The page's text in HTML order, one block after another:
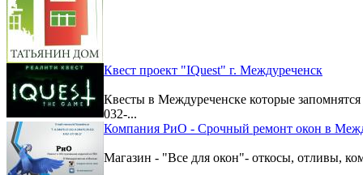
Квест проект "IQuest" г. Междуреченск
Квесты в Междуреченске которые
032-...
Компания РиО - Срочный ремонт окон в
Магазин - "Все для окон"- откосы, отливы,